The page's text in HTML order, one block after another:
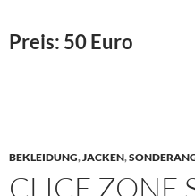
Preis: 50 Euro
BEKLEIDUNG,JACKEN,
CLICE ZONE